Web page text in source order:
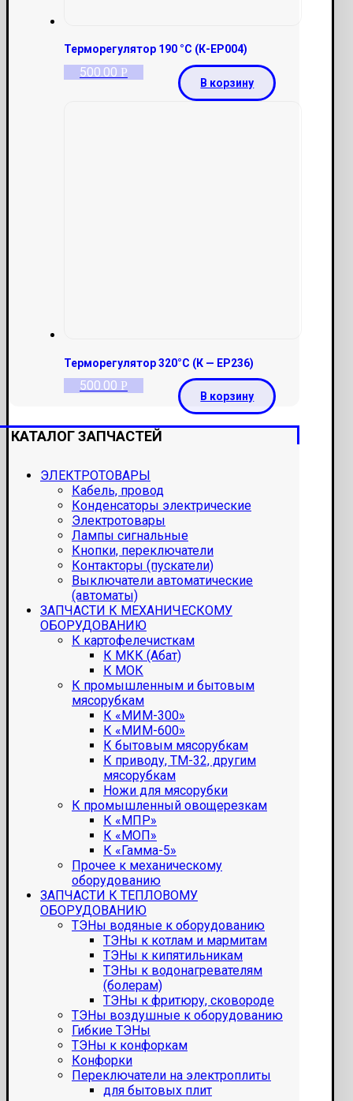
Терморегулятор 190 °С (К-ЕР004)
500.00 Р
В корзину
Терморегулятор 320°С (К — ЕР236)
500.00 Р
В корзину
КАТАЛОГ ЗАПЧАСТЕЙ
ЭЛЕКТРОТОВАРЫ
Кабель, провод
Конденсаторы электрические
Электротовары
Лампы сигнальные
Кнопки, переключатели
Контакторы (пускатели)
Выключатели автоматические
(автоматы)
ЗАПЧАСТИ К МЕХАНИЧЕСКОМУ
ОБОРУДОВАНИЮ
К картофелечисткам
К МКК (Абат)
К МОК
К промышленным и бытовым
мясорубкам
К «МИМ-300»
К «МИМ-600»
К бытовым мясорубкам
К приводу, ТМ-32, другим
мясорубкам
Ножи для мясорубки
К промышленный овощерезкам
К «МПР»
К «МОП»
К «Гамма-5»
Прочее к механическому
оборудованию
ЗАПЧАСТИ К ТЕПЛОВОМУ
ОБОРУДОВАНИЮ
ТЭНы водяные к оборудованию
ТЭНы к котлам и мармитам
ТЭНы к кипятильникам
ТЭНы к водонагревателям
(болерам)
ТЭНы к фритюру, сковороде
ТЭНы воздушные к оборудованию
Гибкие ТЭНы
ТЭНы к конфоркам
Конфорки
Переключатели на электроплиты
для бытовых плит